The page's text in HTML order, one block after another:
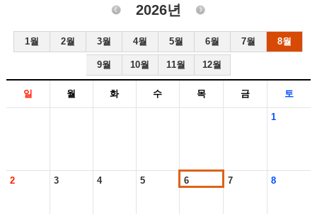
2026년
1월 2월 3월 4월 5월 6월 7월 8월
9월 10월 11월 12월
일 월 화 수 목 금 토
1
2 3 4 5 6 7 8